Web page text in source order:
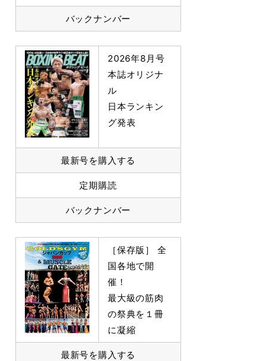
バックナンバー
2026年8月号
本誌オリジナ
ル
日本ランキン
グ発表
最新号を購入する
定期購読
バックナンバー
［保存版］ 全
国各地で開
催！
最大級の筋肉
の祭典を１冊
に凝縮
最新号を購入する